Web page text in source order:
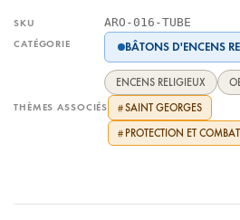
SKU ARO-016-TUBE
CATÉGORIE BÂTONS D'ENCENS
ENCENS RELIGIEUX
THÈMES ASSOCIÉS #SAINT GEORGES
# PROTECTION ET